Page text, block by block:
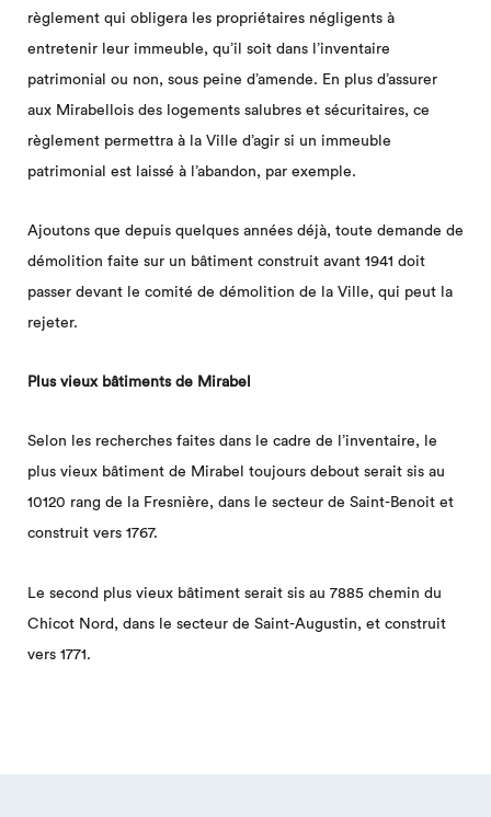
règlement qui obligera les propriétaires négligents à
entretenir leur immeuble, qu’il soit dans l’inventaire
patrimonial ou non, sous peine d’amende. En plus d’assurer
aux Mirabellois des logements salubres et sécuritaires, ce
règlement permettra à la Ville d’agir si un immeuble
patrimonial est laissé à l’abandon, par exemple.
Ajoutons que depuis quelques années déjà, toute demande de
démolition faite sur un bâtiment construit avant 1941 doit
passer devant le comité de démolition de la Ville, qui peut la
rejeter.
Plus vieux bâtiments de Mirabel
Selon les recherches faites dans le cadre de l’inventaire, le
plus vieux bâtiment de Mirabel toujours debout serait sis au
10120 rang de la Fresnière, dans le secteur de Saint-Benoit et
construit vers 1767.
Le second plus vieux bâtiment serait sis au 7885 chemin du
Chicot Nord, dans le secteur de Saint-Augustin, et construit
vers 1771.